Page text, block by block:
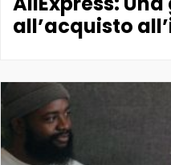
all’acquisto